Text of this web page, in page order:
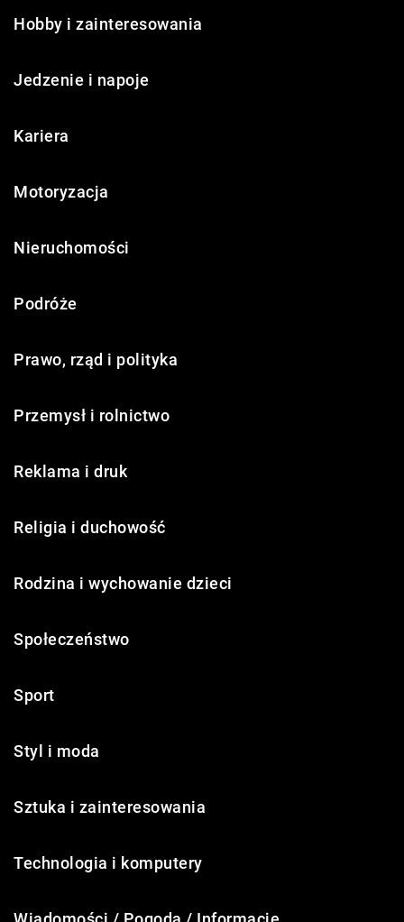
Hobby i zainteresowania
Jedzenie i napoje
Kariera
Motoryzacja
Nieruchomości
Podróże
Prawo, rząd i polityka
Przemysł i rolnictwo
Reklama i druk
Religia i duchowość
Rodzina i wychowanie dzieci
Społeczeństwo
Sport
Styl i moda
Sztuka i zainteresowania
Technologia i komputery